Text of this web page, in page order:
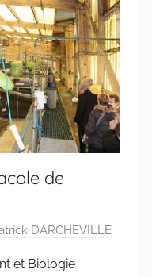
de
DARCHEVILLE
et Biologie